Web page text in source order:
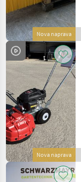
Nova naprava
Nova naprava